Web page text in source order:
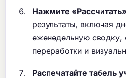
Нажмите
результаты, включая
еженедельную сводку,
переработки и
Распечатайте табель